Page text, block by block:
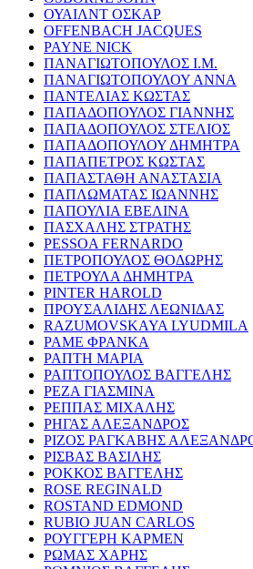
ΟΥΑΙΛΝΤ ΟΣΚΑΡ
OFFENBACH JACQUES
PAYNE NICK
ΠΑΝΑΓΙΩΤΟΠΟΥΛΟΣ Ι.Μ.
ΠΑΝΑΓΙΩΤΟΠΟΥΛΟΥ ΑΝΝΑ
ΠΑΝΤΕΛΙΑΣ ΚΩΣΤΑΣ
ΠΑΠΑΔΟΠΟΥΛΟΣ ΓΙΑΝΝΗΣ
ΠΑΠΑΔΟΠΟΥΛΟΣ ΣΤΕΛΙΟΣ
ΠΑΠΑΔΟΠΟΥΛΟΥ ΔΗΜΗΤΡΑ
ΠΑΠΑΠΕΤΡΟΣ ΚΩΣΤΑΣ
ΠΑΠΑΣΤΑΘΗ ΑΝΑΣΤΑΣΙΑ
ΠΑΠΛΩΜΑΤΑΣ ΙΩΑΝΝΗΣ
ΠΑΠΟΥΛΙΑ ΕΒΕΛΙΝΑ
ΠΑΣΧΑΛΗΣ ΣΤΡΑΤΗΣ
PESSOA FERNARDO
ΠΕΤΡΟΠΟΥΛΟΣ ΘΟΔΩΡΗΣ
ΠΕΤΡΟΥΛΑ ΔΗΜΗΤΡΑ
PINTER HAROLD
ΠΡΟΥΣΑΛΙΔΗΣ ΛΕΩΝΙΔΑΣ
RAZUMOVSKAYA LYUDMILA
ΡΑΜΕ ΦΡΑΝΚΑ
ΡΑΠΤΗ ΜΑΡΙΑ
ΡΑΠΤΟΠΟΥΛΟΣ ΒΑΓΓΕΛΗΣ
ΡΕΖΑ ΓΙΑΣΜΙΝΑ
ΡΕΠΠΑΣ ΜΙΧΑΛΗΣ
ΡΗΓΑΣ ΑΛΕΞΑΝΔΡΟΣ
ΡΙΖΟΣ ΡΑΓΚΑΒΗΣ
ΡΙΣΒΑΣ ΒΑΣΙΛΗΣ
ΡΟΚΚΟΣ ΒΑΓΓΕΛΗΣ
ROSE REGINALD
ROSTAND EDMOND
RUBIO JUAN CARLOS
ΡΟΥΓΓΕΡΗ ΚΑΡΜΕΝ
ΡΩΜΑΣ ΧΑΡΗΣ